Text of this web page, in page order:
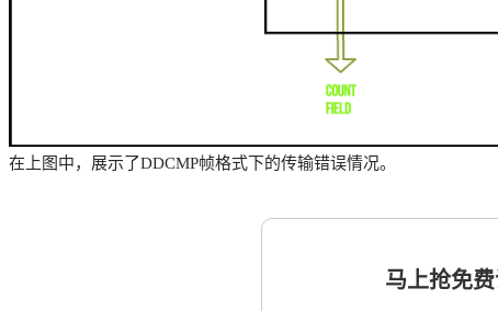
在上图中，展示了DDCMP帧格式下的传输错误情况。
马上抢免费